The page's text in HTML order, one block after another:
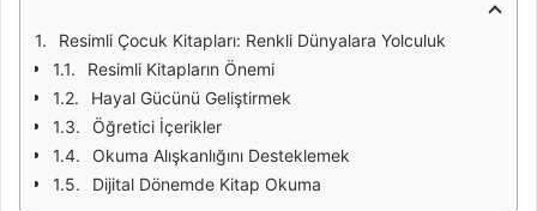
Resimli Çocuk Kitapları: Renkli Dünyalara Yolculuk
Resimli Kitapların Önemi
Hayal Gücünü Geliştirmek
Öğretici İçerikler
Okuma Alışkanlığını Desteklemek
Dijital Dönemde Kitap Okuma